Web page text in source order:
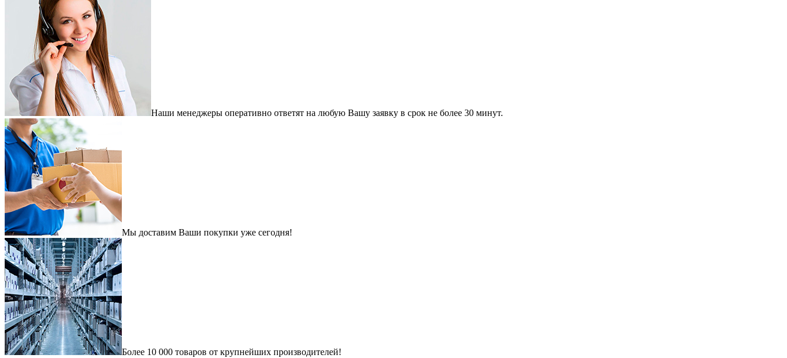
Наши менеджеры оперативно ответят на любую Вашу заявку в срок не более 30 минут.
Мы доставим Ваши покупки уже сегодня!
Более 10 000 товаров от крупнейших производителей!